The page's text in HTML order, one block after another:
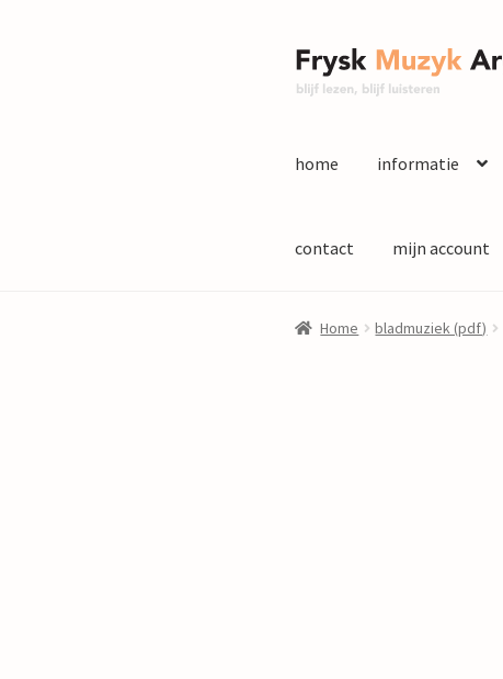
Ga
door
Ga
naar
home informatie
contact mijn account
Home bladmuziek (pdf)